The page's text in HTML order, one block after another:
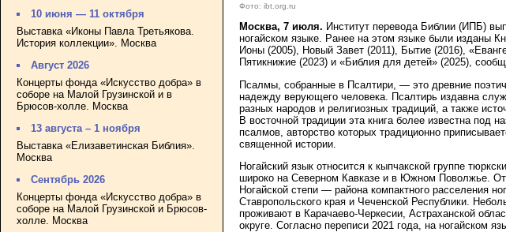
10 июня — 11 октября
Выставка «Иконы Павла Третьякова.
История коллекции». Москва
Август 2026
Концерты фонда «Искусство добра» в
соборе на Малой Грузинской и в
Брюсов-холле. Москва
13 августа – 1 ноября
Выставка «Елизаветинская Библия».
Москва
Сентябрь 2026
Концерты фонда «Искусство добра» в
соборе на Малой Грузинской и Брюсов-
холле. Москва
Фото: ibt.org.ru
Москва, 7 июля. Институт перевода Библии (ИПБ)
ногайском языке. Ранее на этом языке были изданы
Ионы (2005), Новый Завет (2011), Бытие (2016),
Пятикнижие (2023) и «Библия для детей» (2025),
Псалмы, собранные в Псалтири, — это древние
надежду верующего человека. Псалтирь издавна
разных народов и религиозных традиций, а также
В восточной традиции эта книга более известна под
псалмов, авторство которых традиционно
священной истории.
Ногайский язык относится к кыпчакской группе
широко на Северном Кавказе и в Южном Поволжье. От
Ногайской степи — района компактного расселения
Ставропольского края и Чеченской Республики.
проживают в Карачаево-Черкесии, Астраханской
округе. Согласно переписи 2021 года, на ногайском